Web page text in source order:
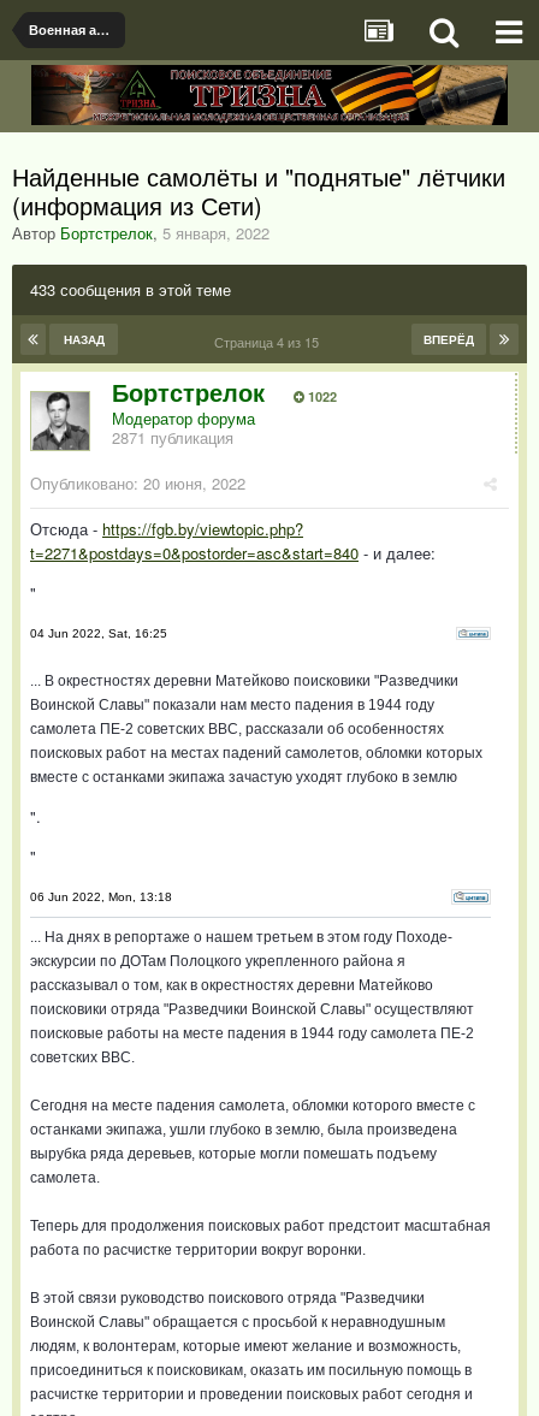
Военная археология
Найденные самолёты и "поднятые" лётчики
(информация из Сети)
Автор Бортстрелок, 5 января, 2022
433 сообщения в этой теме
НАЗАД ВПЕРЁД
Страница 4 из 15
Бортстрелок 1022
Модератор форума
2871 публикация
Опубликовано: 20 июня, 2022
Отсюда - https://fgb.by/viewtopic.php?
t=2271&postdays=0&postorder=asc&start=840 - и далее:
"
04 Jun 2022, Sat, 16:25
... В окрестностях деревни Матейково поисковики "Разведчики
Воинской Славы" показали нам место падения в 1944 году
самолета ПЕ-2 советских ВВС, рассказали об особенностях
поисковых работ на местах падений самолетов, обломки которых
вместе с останками экипажа зачастую уходят глубоко в землю
".
"
06 Jun 2022, Mon, 13:18
... На днях в репортаже о нашем третьем в этом году Походе-
экскурсии по ДОТам Полоцкого укрепленного района я
рассказывал о том, как в окрестностях деревни Матейково
поисковики отряда "Разведчики Воинской Славы" осуществляют
поисковые работы на месте падения в 1944 году самолета ПЕ-2
советских ВВС.
Сегодня на месте падения самолета, обломки которого вместе с
останками экипажа, ушли глубоко в землю, была произведена
вырубка ряда деревьев, которые могли помешать подъему
самолета.
Теперь для продолжения поисковых работ предстоит масштабная
работа по расчистке территории вокруг воронки.
В этой связи руководство поискового отряда "Разведчики
Воинской Славы" обращается с просьбой к неравнодушным
людям, к волонтерам, которые имеют желание и возможность,
присоединиться к поисковикам, оказать им посильную помощь в
расчистке территории и проведении поисковых работ сегодня и